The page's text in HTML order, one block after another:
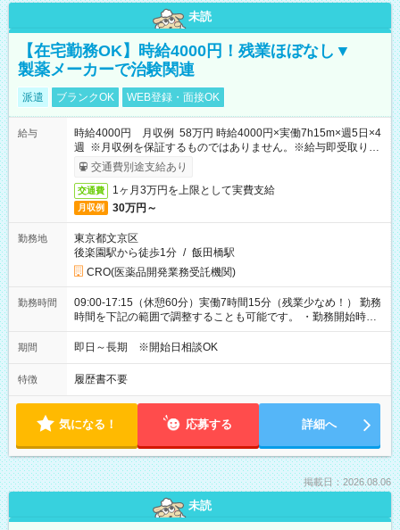
未読
【在宅勤務OK】時給4000円！残業ほぼなし▼
製薬メーカーで治験関連
派遣 ブランクOK WEB登録・面接OK
給与
時給4000円 月収例 58万円 時給4000円×実働7h15m×週5日×4
週 ※月収例を保証するものではありません。※給与即受取りサ
ービス利用可（利用条件有）
交通費別途支給あり
交通費 1ヶ月3万円を上限として実費支給
月収例 30万円～
勤務地
東京都文京区
後楽園駅から徒歩1分 / 飯田橋駅
CRO(医薬品開発業務受託機関)
勤務時間
09:00-17:15（休憩60分）実働7時間15分（残業少なめ！） 勤務
時間を下記の範囲で調整することも可能です。 ・勤務開始時
間 09:00～10:00 ・勤務終了時間 16:00～17:15 ・実働
05:00～07:15
期間 即日～長期 ※開始日相談OK
特徴 履歴書不要
気になる！ 応募する 詳細へ
掲載日：2026.08.06
未読